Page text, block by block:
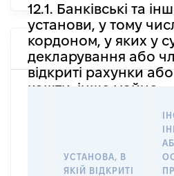
12.1. Банківські та
установи, у тому
кордоном, у яких у
декларування або
відкриті рахунки
кошти, інше майно
УСТАНОВА, В
ЯКІЙ ВІДКРИТІ